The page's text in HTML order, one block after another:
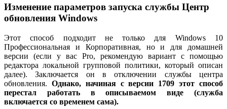
Изменение параметров запуска службы Центр
обновления Windows
Этот способ подходит не только для Windows 10
Профессиональная и Корпоративная, но и для домашней
версии (если у вас Pro, рекомендую вариант с помощью
редактора локальной групповой политики, который описан
далее). Заключается он в отключении службы центра
обновления. Однако, начиная с версии 1709 этот способ
перестал работать в описываемом виде (служба
включается со временем сама).